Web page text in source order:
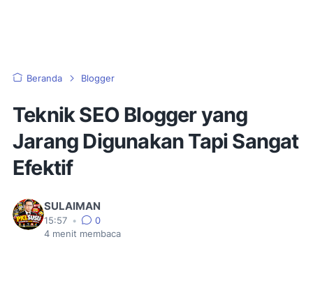
Beranda Blogger
Teknik SEO Blogger yang
Jarang Digunakan Tapi Sangat
Efektif
SULAIMAN
15:57 •
0
4 menit membaca